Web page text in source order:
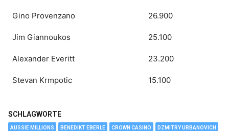
Gino Provenzano 26.900
Jim Giannoukos 25.100
Alexander Everitt 23.200
Stevan Krmpotic 15.100
SCHLAGWORTE
AUSSIE MILLIONS BENEDIKT EBERLE CROWN CASINO DZMITRY URBANOVICH